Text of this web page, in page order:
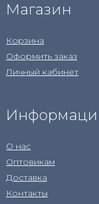
Магазин
Корзина
Оформить заказ
Личный кабинет
О нас
Оптовикам
Доставка
Контакты